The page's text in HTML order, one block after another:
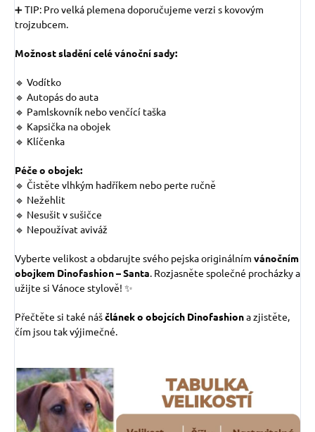
➕ TIP: Pro velká plemena doporučujeme verzi s kovovým
trojzubcem.
Možnost sladění celé vánoční sady:
🔹 Vodítko
🔹 Autopás do auta
🔹 Pamlskovník nebo venčící taška
🔹 Kapsička na obojek
🔹 Klíčenka
Péče o obojek:
🔹 Čistěte vlhkým hadříkem nebo perte ručně
🔹 Nežehlit
🔹 Nesušit v sušičce
🔹 Nepoužívat aviváž
Vyberte velikost a obdarujte svého pejska originálním vánočním
obojkem Dinofashion – Santa. Rozjasněte společné procházky a
užijte si Vánoce stylově! ✨
Přečtěte si také náščlánek o obojcích Dinofashiona zjistěte,
čím jsou tak výjimečné.